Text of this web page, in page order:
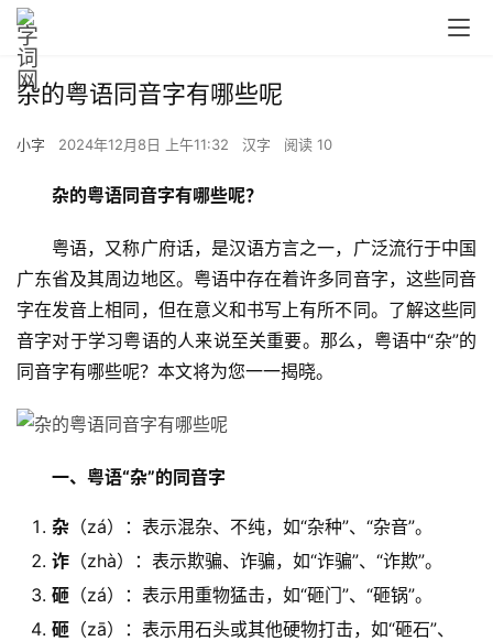
杂的粤语同音字有哪些呢
小字 2024年12月8日 上午11:32 汉字 阅读 10
杂的粤语同音字有哪些呢？
粤语，又称广府话，是汉语方言之一，广泛流行于中国
广东省及其周边地区。粤语中存在着许多同音字，这些同音
字在发音上相同，但在意义和书写上有所不同。了解这些同
音字对于学习粤语的人来说至关重要。那么，粤语中“杂”的
同音字有哪些呢？本文将为您一一揭晓。
一、粤语“杂”的同音字
杂 （zá）：表示混杂、不纯，如“杂种”、“杂音”。
诈 （zhà）：表示欺骗、诈骗，如“诈骗”、“诈欺”。
砸 （zá）：表示用重物猛击，如“砸门”、“砸锅”。
砸 （zā）：表示用石头或其他硬物打击，如“砸石”、